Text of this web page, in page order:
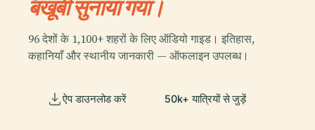
बखूबी सुनाया गया।
96 देशों के 1,100+ शहरों के लिए ऑडियो गाइड। इतिहास,
कहानियाँ और स्थानीय जानकारी — ऑफलाइन उपलब्ध।
ऐप डाउनलोड करें 50k+ यात्रियों से जुड़ें